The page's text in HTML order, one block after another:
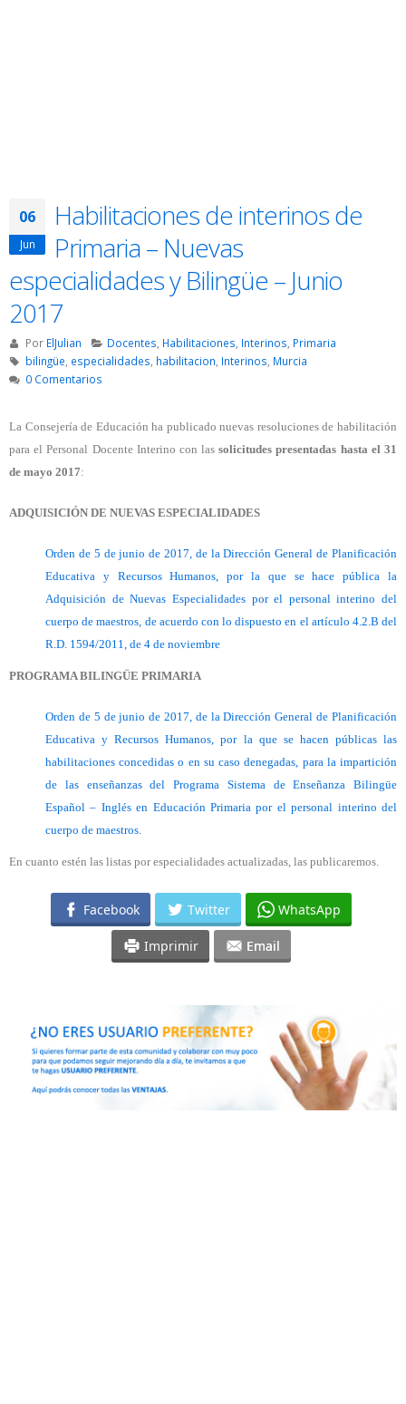
06
Jun
Habilitaciones de interinos de
Primaria – Nuevas
especialidades y Bilingüe – Junio
2017
Por ElJulian Docentes Habilitaciones Interinos Primaria
bilingüe especialidades habilitacion Interinos Murcia
0 Comentarios
La Consejería de Educación ha publicado nuevas resoluciones de habilitación
para el Personal Docente Interino con lassolicitudes presentadas hasta el 31
de mayo 2017:
ADQUISICIÓN DE NUEVAS ESPECIALIDADES
Orden de 5 de junio de 2017, de la Dirección General de Planificación
Educativa y Recursos Humanos, por la que se hace pública la
Adquisición de Nuevas Especialidades por el personal interino del
cuerpo de maestros, de acuerdo con lo dispuesto en el artículo 4.2.B del
R.D. 1594/2011, de 4 de noviembre
PROGRAMA BILINGÜE PRIMARIA
Orden de 5 de junio de 2017, de la Dirección General de Planificación
Educativa y Recursos Humanos, por la que se hacen públicas las
habilitaciones concedidas o en su caso denegadas, para la impartición
de las enseñanzas del Programa Sistema de Enseñanza Bilingüe
Español – Inglés en Educación Primaria por el personal interino del
cuerpo de maestros.
En cuanto estén las listas por especialidades actualizadas, las publicaremos.
Facebook Twitter WhatsApp
Imprimir Email